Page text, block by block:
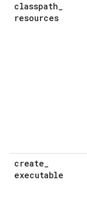
classpath_
resources
create_
executable